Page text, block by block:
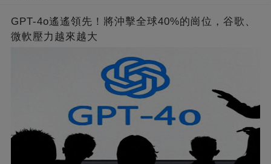
GPT-4o遙遙領先！將沖擊全球40%的崗位，谷歌、
微軟壓力越來越大